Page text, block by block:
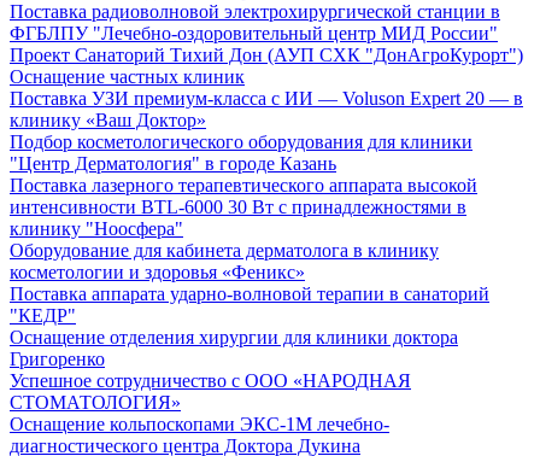
Поставка радиоволновой электрохирургической станции в
ФГБЛПУ "Лечебно-оздоровительный центр МИД России"
Проект Санаторий Тихий Дон (АУП СХК "ДонАгроКурорт")
Оснащение частных клиник
Поставка УЗИ премиум-класса с ИИ — Voluson Expert 20 — в
клинику «Ваш Доктор»
Подбор косметологического оборудования для клиники
"Центр Дерматология" в городе Казань
Поставка лазерного терапевтического аппарата высокой
интенсивности BTL-6000 30 Вт с принадлежностями в
клинику "Ноосфера"
Оборудование для кабинета дерматолога в клинику
косметологии и здоровья «Феникс»
Поставка аппарата ударно-волновой терапии в санаторий
"КЕДР"
Оснащение отделения хирургии для клиники доктора
Григоренко
Успешное сотрудничество с ООО «НАРОДНАЯ
СТОМАТОЛОГИЯ»
Оснащение кольпоскопами ЭКС-1М лечебно-
диагностического центра Доктора Дукина